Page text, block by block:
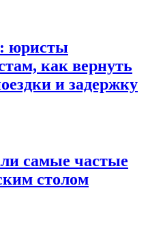
юристы
как вернуть
и задержку
самые частые
столом